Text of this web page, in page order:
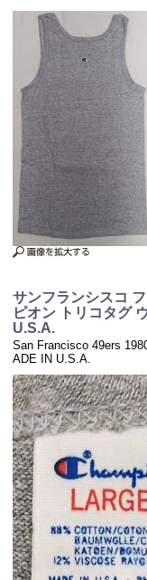
サンフランシスコ
ピオン トリコタグ
U.S.A.
San Francisco 49ers
ADE IN U.S.A.